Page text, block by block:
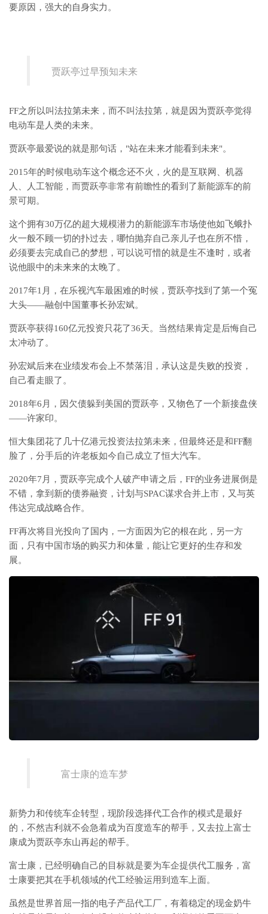
要原因，强大的自身实力。
贾跃亭过早预知未来
FF之所以叫法拉第未来，而不叫法拉第，就是因为贾跃亭觉得
电动车是人类的未来。
贾跃亭最爱说的就是那句话，"站在未来才能看到未来"。
2015年的时候电动车这个概念还不火，火的是互联网、机器
人、人工智能，而贾跃亭非常有前瞻性的看到了新能源车的前
景可期。
这个拥有30万亿的超大规模潜力的新能源车市场使他如飞蛾扑
火一般不顾一切的扑过去，哪怕抛弃自己亲儿子也在所不惜，
必须要去完成自己的梦想，可以说可惜的就是生不逢时，或者
说他眼中的未来来的太晚了。
2017年1月，在乐视汽车最困难的时候，贾跃亭找到了第一个冤
大头——融创中国董事长孙宏斌。
贾跃亭获得160亿元投资只花了36天。当然结果肯定是后悔自己
太冲动了。
孙宏斌后来在业绩发布会上不禁落泪，承认这是失败的投资，
自己看走眼了。
2018年6月，因欠债躲到美国的贾跃亭，又物色了一个新接盘侠
——许家印。
恒大集团花了几十亿港元投资法拉第未来，但最终还是和FF翻
脸了，分手后的许老板如今自己成立了恒大汽车。
2020年7月，贾跃亭完成个人破产申请之后，FF的业务进展倒是
不错，拿到新的债券融资，计划与SPAC谋求合并上市，又与英
伟达完成战略合作。
FF再次将目光投向了国内，一方面因为它的根在此，另一方
面，只有中国市场的购买力和体量，能让它更好的生存和发
展。
富士康的造车梦
新势力和传统车企转型，现阶段选择代工合作的模式是最好
的，不然吉利就不会急着成为百度造车的帮手，又去拉上富士
康成为贾跃亭东山再起的帮手。
富士康，已经明确自己的目标就是要为车企提供代工服务，富
士康要把其在手机领域的代工经验运用到造车上面。
虽然是世界首屈一指的电子产品代工厂，有着稳定的现金奶牛